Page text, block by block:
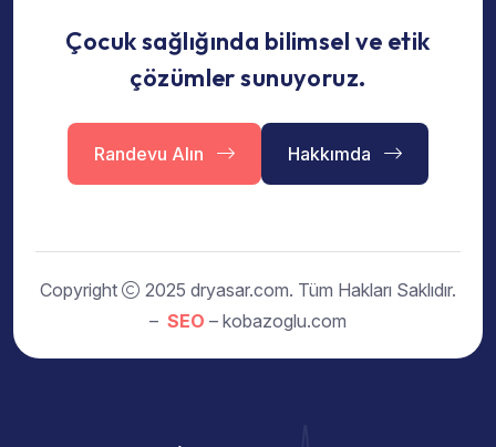
Çocuk sağlığında bilimsel ve etik
çözümler sunuyoruz.
Randevu Alın Hakkımda
Copyright
2025 dryasar.com. Tüm Hakları Saklıdır.
– SEO – kobazoglu.com